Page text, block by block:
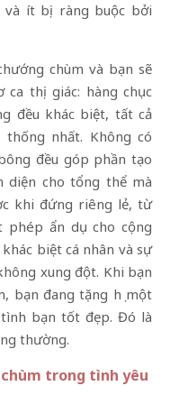
và ít bị ràng buộc bởi
chùm và bạn sẽ
thị giác: hàng chục
đều khác biệt, tất cả
nhất. Không có
đều góp phần tạo
diện cho tổng thể mà
khi đứng riêng lẻ, từ
phép ẩn dụ cho cộng
biệt cá nhân và sự
xung đột. Khi bạn
bạn đang tặng họ một
bạn tốt đẹp. Đó là
thường.
trong tình yêu